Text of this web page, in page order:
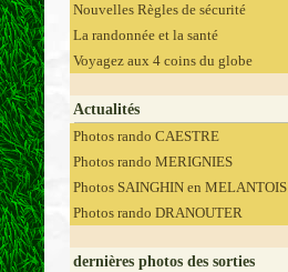
Nouvelles Règles de sécurité
La randonnée et la santé
Voyagez aux 4 coins du globe
Actualités
Photos rando CAESTRE
Photos rando MERIGNIES
Photos SAINGHIN en MELANTOIS
Photos rando DRANOUTER
dernières photos des sorties